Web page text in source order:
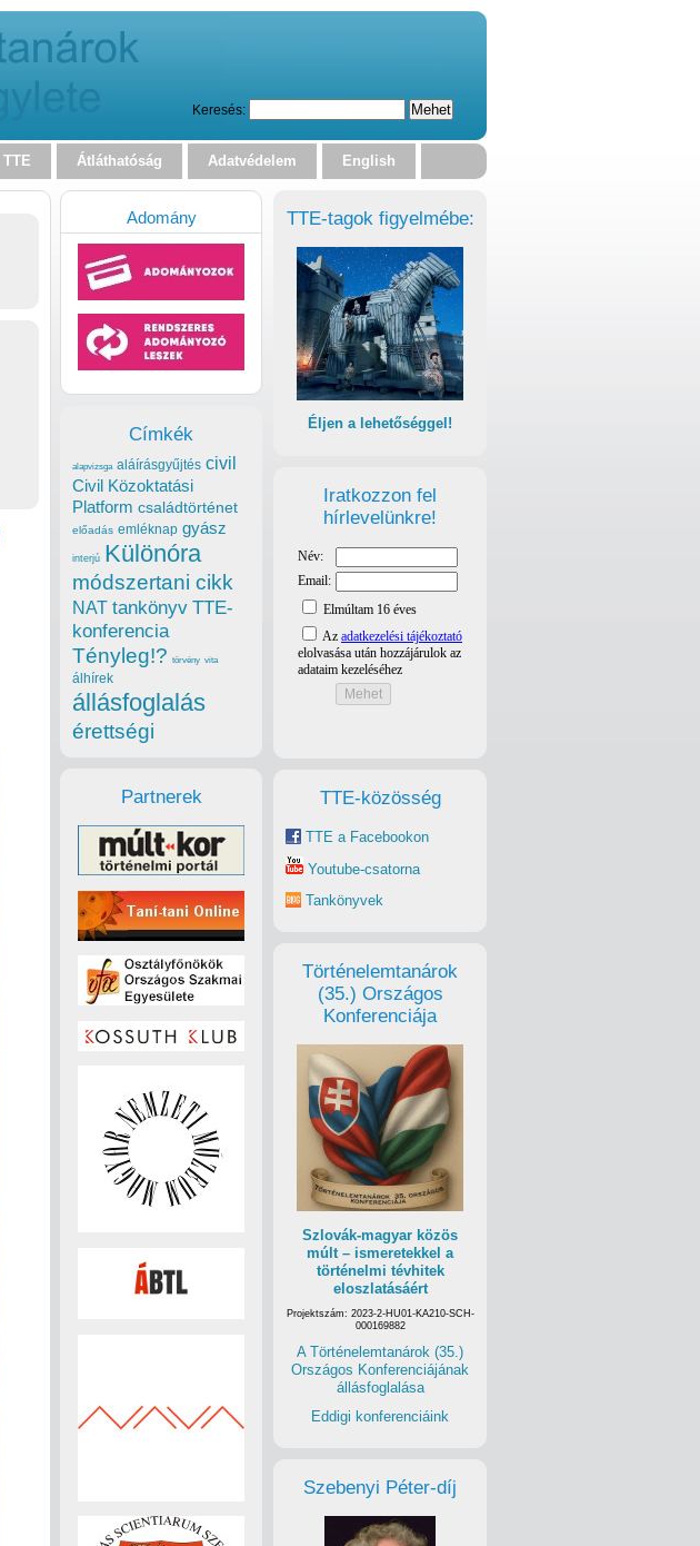
Keresés:
TTE Átláthatóság Adatvédelem English
TTE-tagok figyelmébe:
Éljen a lehetőséggel!
Iratkozzon fel
hírlevelünkre!
TTE-közösség
TTE a Facebookon
Youtube-csatorna
Tankönyvek
Történelemtanárok
(35.) Országos
Konferenciája
Szlovák-magyar közös
múlt – ismeretekkel a
történelmi tévhitek
eloszlatásáért
Projektszám: 2023-2-HU01-KA210-SCH-
000169882
A Történelemtanárok (35.)
Országos Konferenciájának
állásfoglalása
Eddigi konferenciáink
Szebenyi Péter-díj
Adomány
Címkék
alapvizsga aláírásgyűjtés civil
Civil Közoktatási
Platform családtörténet
előadás emléknap gyász
interjú Különóra
módszertani cikk
NAT tankönyv TTE-
konferencia
Tényleg!? törvény vita
álhírek
állásfoglalás
érettségi
Partnerek